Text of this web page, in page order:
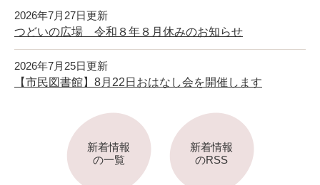
2026年7月27日更新
つどいの広場 令和８年８月休みのお知らせ
2026年7月25日更新
【市民図書館】8月22日おはなし会を開催します
新着情報
の一覧
新着情報
のRSS